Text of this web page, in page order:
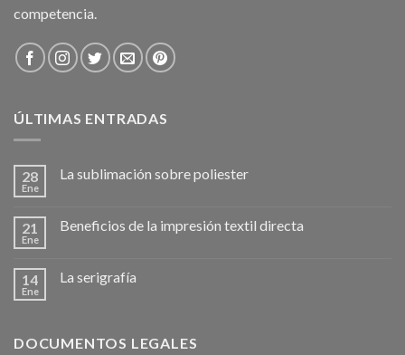
competencia.
ÚLTIMAS ENTRADAS
28
Ene
La sublimación sobre poliester
21
Ene
Beneficios de la impresión textil directa
14
Ene
La serigrafía
DOCUMENTOS LEGALES